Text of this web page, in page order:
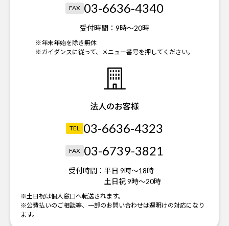
FAX 03-6636-4340
受付時間： 9時～20時
※年末年始を除き無休
※ガイダンスに従って、メニュー番号を押してください。
法人のお客様
TEL 03-6636-4323
FAX 03-6739-3821
受付時間： 平日 9時～18時
土日祝 9時～20時
※土日祝は個人窓口へ転送されます。
※公費払いのご相談等、一部のお問い合わせは週明けの対応になり
ます。